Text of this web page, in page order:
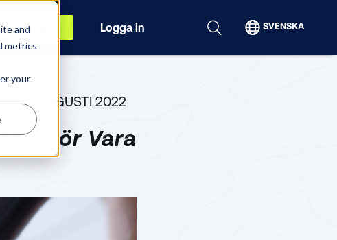
and
metrics
your
Kom igång Logga in SVENSKA
18 AUGUSTI 2022
Bör Vara